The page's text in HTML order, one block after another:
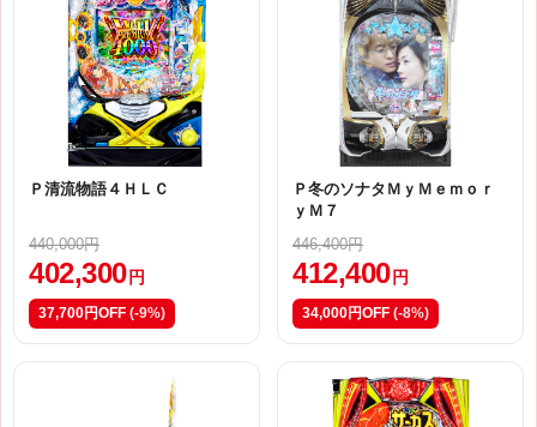
Ｐ清流物語４ＨＬＣ
440,000円
402,300 円
37,700円OFF (-9%)
Ｐ冬のソナタＭｙＭｅｍｏｒ
ｙＭ７
446,400円
412,400 円
34,000円OFF (-8%)